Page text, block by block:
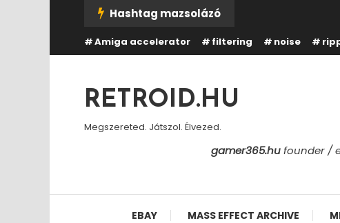
Content
Hashtag mazsolázó
Amiga accelerator filtering noise
RETROID.HU
Megszereted. Játszol. Élvezed.
gamer365.hufounder /
EBAY MASS EFFECT ARCHIVE